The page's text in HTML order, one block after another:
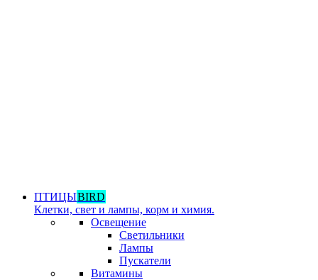
ПТИЦЫBIRD
Клетки, свет и лампы, корм и химия.
Освещение
Светильники
Лампы
Пускатели
Витамины